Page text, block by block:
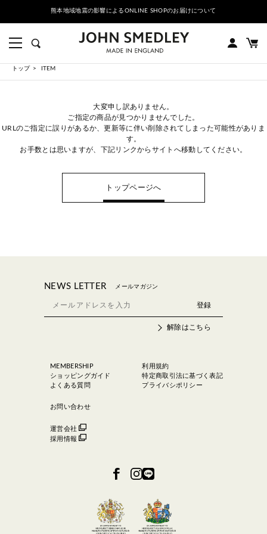
熊本地域地震の影響によるONLINE SHOPのお届けについて
トップ ITEM
大変申し訳ありません。
ご指定の商品が見つかりませんでした。
URLのご指定に誤りがあるか、更新等に伴い削除されてしまった可能性がありま
す。
お手数とは思いますが、下記リンクからサイトへ移動してください。
トップページへ
NEWS LETTER メールマガジン
解除はこちら
MEMBERSHIP
ショッピングガイド
よくある質問
お問い合わせ
運営会社
採用情報
利用規約
特定商取引法に基づく表記
プライバシポリシー